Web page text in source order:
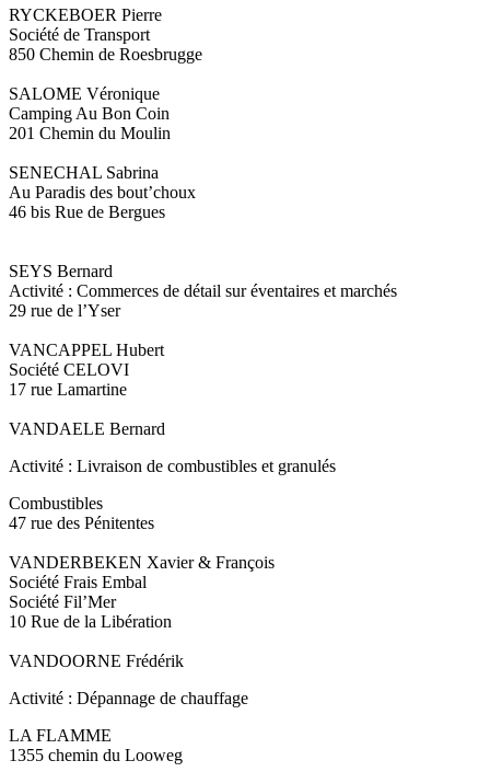
RYCKEBOER Pierre
Société de Transport
850 Chemin de Roesbrugge
SALOME Véronique
Camping Au Bon Coin
201 Chemin du Moulin
SENECHAL Sabrina
Au Paradis des bout’choux
46 bis Rue de Bergues
SEYS Bernard
Activité : Commerces de détail sur éventaires et marchés
29 rue de l’Yser
VANCAPPEL Hubert
Société CELOVI
17 rue Lamartine
VANDAELE Bernard
Activité : Livraison de combustibles et granulés
Combustibles
47 rue des Pénitentes
VANDERBEKEN Xavier & François
Société Frais Embal
Société Fil’Mer
10 Rue de la Libération
VANDOORNE Frédérik
Activité : Dépannage de chauffage
LA FLAMME
1355 chemin du Looweg